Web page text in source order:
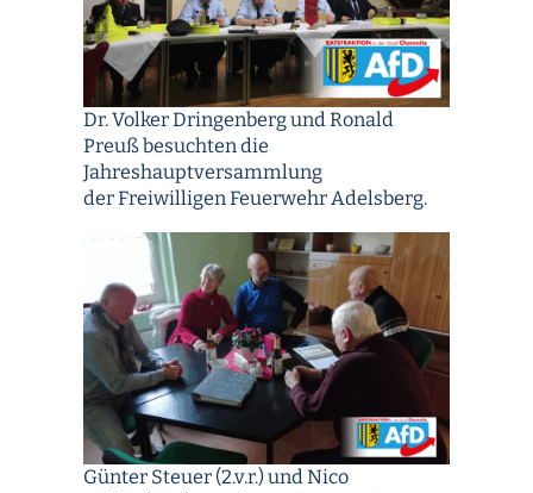
Dr. Volker Dringenberg und Ronald
Preuß besuchten die
Jahreshauptversammlung
der Freiwilligen Feuerwehr Adelsberg.
Günter Steuer (2.v.r.) und Nico